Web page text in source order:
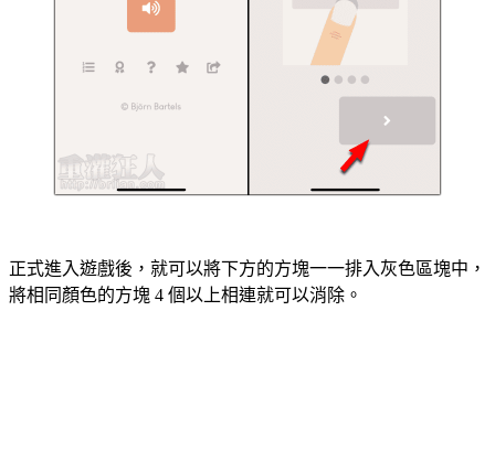
正式進入遊戲後，就可以將下方的方塊一一排入灰色區塊中，
將相同顏色的方塊 4 個以上相連就可以消除。